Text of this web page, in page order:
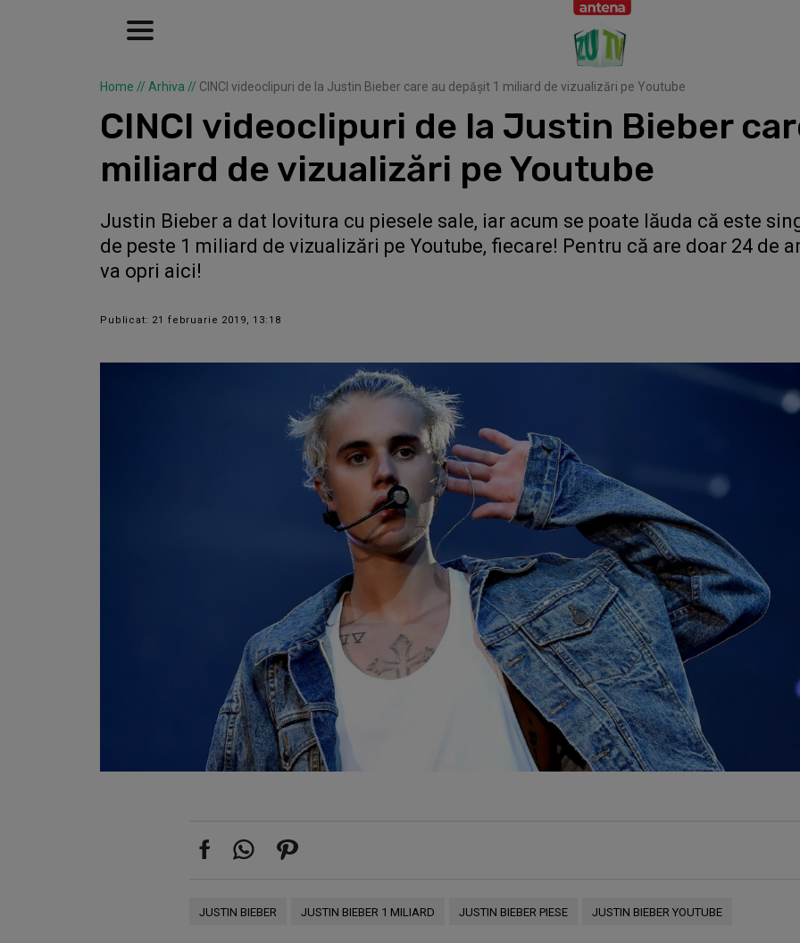
Home // Arhiva // CINCI videoclipuri de la Justin Bieber care au depășit 1 miliard de vizualizări pe Youtube
CINCI videoclipuri de la Justin Bieber
miliard de vizualizări pe Youtube
Justin Bieber a dat lovitura cu piesele sale, iar acum se poate lăuda că este
de peste 1 miliard de vizualizări pe Youtube, fiecare! Pentru că are doar 24 de
va opri aici!
Publicat: 21 februarie 2019, 13:18
JUSTIN BIEBER JUSTIN BIEBER 1 MILIARD JUSTIN BIEBER PIESE JUSTIN BIEBER YOUTUBE